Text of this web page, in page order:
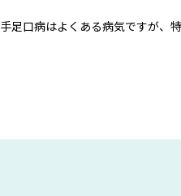
手足口病はよくある病気ですが、